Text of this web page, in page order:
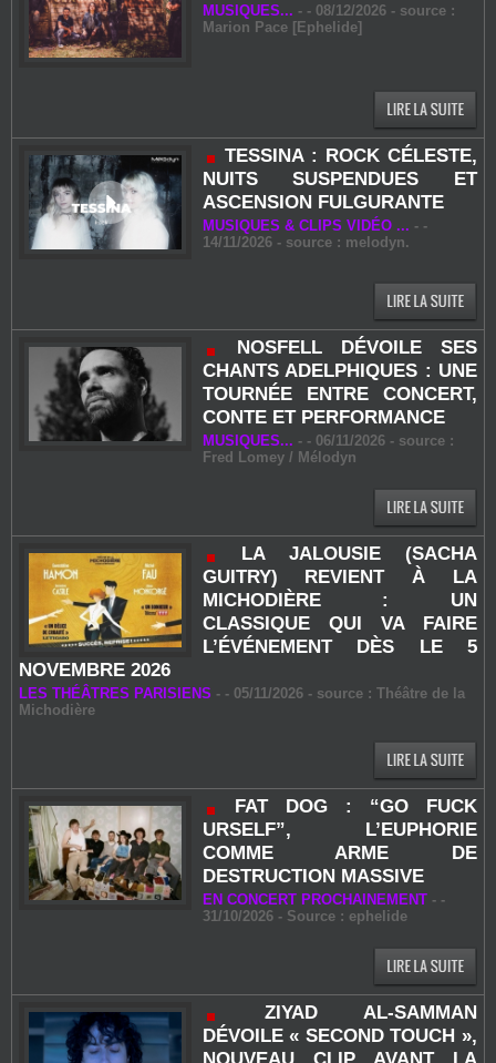
MUSIQUES... - - 08/12/2026 - source :
Marion Pace [Ephelide]
TESSINA : ROCK CÉLESTE,
NUITS SUSPENDUES ET
ASCENSION FULGURANTE
MUSIQUES & CLIPS VIDÉO ... - -
14/11/2026 - source : melodyn.
NOSFELL DÉVOILE SES
CHANTS ADELPHIQUES : UNE
TOURNÉE ENTRE CONCERT,
CONTE ET PERFORMANCE
MUSIQUES... - - 06/11/2026 - source :
Fred Lomey / Mélodyn
LA JALOUSIE (SACHA
GUITRY) REVIENT À LA
MICHODIÈRE : UN
CLASSIQUE QUI VA FAIRE
L’ÉVÉNEMENT DÈS LE 5
NOVEMBRE 2026
LES THÉÂTRES PARISIENS - - 05/11/2026 - source : Théâtre de la
Michodière
FAT DOG : “GO FUCK
URSELF”, L’EUPHORIE
COMME ARME DE
DESTRUCTION MASSIVE
EN CONCERT PROCHAINEMENT- -
31/10/2026 - Source : ephelide
ZIYAD AL‑SAMMAN
DÉVOILE « SECOND TOUCH »,